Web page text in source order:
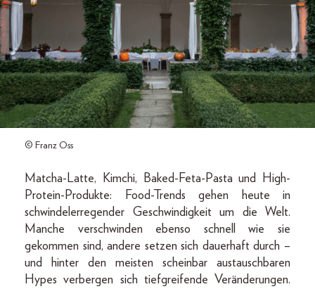
© Franz Oss
Matcha-Latte, Kimchi, Baked-Feta-Pasta und High-
Protein-Produkte: Food-Trends gehen heute in
schwindelerregender Geschwindigkeit um die Welt.
Manche verschwinden ebenso schnell wie sie
gekommen sind, andere setzen sich dauerhaft durch –
und hinter den meisten scheinbar austauschbaren
Hypes verbergen sich tiefgreifende Veränderungen.